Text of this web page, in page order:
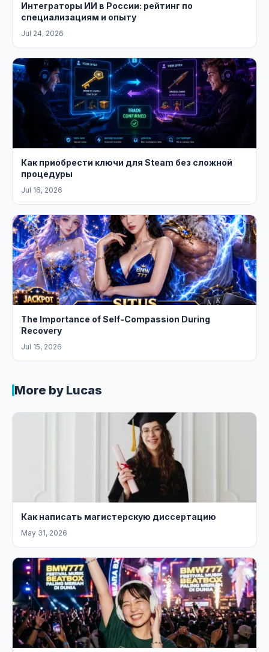
Интеграторы ИИ в России: рейтинг по
специализациям и опыту
Jul 24, 2026
Как приобрести ключи для Steam без сложной
процедуры
Jul 16, 2026
The Importance of Self-Compassion During
Recovery
Jul 15, 2026
More by Lucas
Как написать магистерскую диссертацию
May 31, 2026